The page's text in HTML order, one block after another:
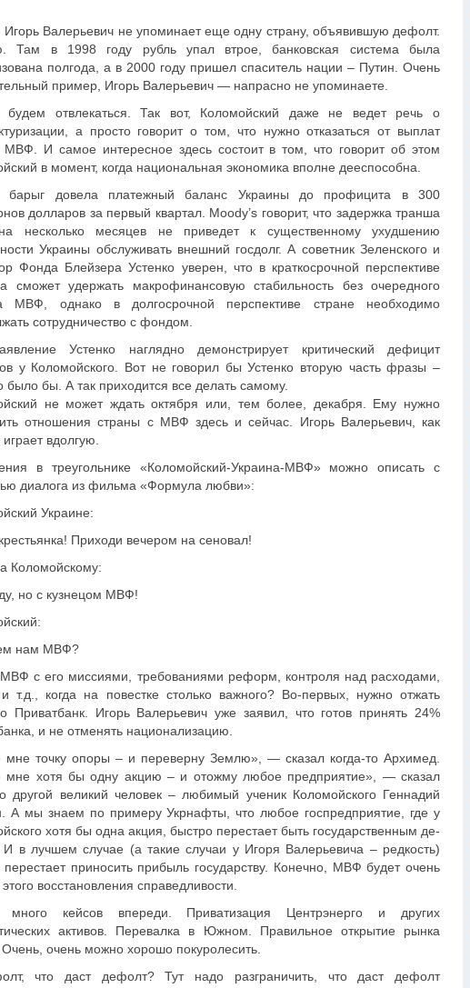
Игорь Валерьевич не упоминает еще одну страну, объявившую дефолт.
Там в 1998 году рубль упал втрое, банковская система была
полгода, а в 2000 году пришел спаситель нации – Путин. Очень
пример, Игорь Валерьевич — напрасно не упоминаете.
отвлекаться. Так вот, Коломойский даже не ведет речь о
а просто говорит о том, что нужно отказаться от выплат
МВФ. И самое интересное здесь состоит в том, что говорит об этом
в момент, когда национальная экономика вполне дееспособна.
барыг довела платежный баланс Украины до профицита в 300
долларов за первый квартал. Moody’s говорит, что задержка транша
несколько месяцев не приведет к существенному ухудшению
Украины обслуживать внешний госдолг. А советник Зеленского и
Фонда Блейзера Устенко уверен, что в краткосрочной перспективе
сможет удержать макрофинансовую стабильность без очередного
МВФ, однако в долгосрочной перспективе стране необходимо
сотрудничество с фондом.
Устенко наглядно демонстрирует критический дефицит
у Коломойского. Вот не говорил бы Устенко вторую часть фразы –
было бы. А так приходится все делать самому.
не может ждать октября или, тем более, декабря. Ему нужно
отношения страны с МВФ здесь и сейчас. Игорь Валерьевич, как
играет вдолгую.
в треугольнике «Коломойский-Украина-МВФ» можно описать с
диалога из фильма «Формула любви»:
Украине:
Приходи вечером на сеновал!
Коломойскому:
но с кузнецом МВФ!
нам МВФ?
с его миссиями, требованиями реформ, контроля над расходами,
т.д., когда на повестке столько важного? Во-первых, нужно отжать
Приватбанк. Игорь Валерьевич уже заявил, что готов принять 24%
и не отменять национализацию.
мне точку опоры – и переверну Землю», — сказал когда-то Архимед.
мне хотя бы одну акцию – и отожму любое предприятие», — сказал
другой великий человек – любимый ученик Коломойского Геннадий
А мы знаем по примеру Укрнафты, что любое госпредприятие, где у
хотя бы одна акция, быстро перестает быть государственным де-
в лучшем случае (а такие случаи у Игоря Валерьевича – редкость)
перестает приносить прибыль государству. Конечно, МВФ будет очень
восстановления справедливости.
кейсов впереди. Приватизация Центрэнерго и других
активов. Перевалка в Южном. Правильное открытие рынка
очень можно хорошо покуролесить.
что даст дефолт? Тут надо разграничить, что даст дефолт